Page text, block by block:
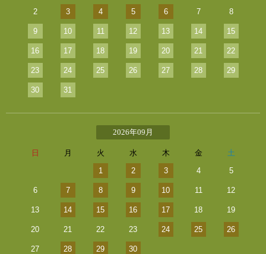
2 3 4 5 6 7 8
9 10 11 12 13 14 15
16 17 18 19 20 21 22
23 24 25 26 27 28 29
30 31
2026年09月
日 月 火 水 木 金
土
1
2 3 4 5
6 7 8 9 10 11 12
13 14 15 16 17 18 19
20 21 22 23 24 25 26
27 28 29 30